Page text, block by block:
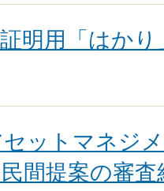
明用「はか
ットマネジ
間提案の審